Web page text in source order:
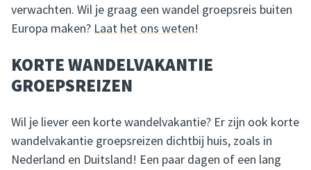
verwachten. Wil je graag een wandel groepsreis buiten
Europa maken? Laat het ons weten!
KORTE WANDELVAKANTIE
GROEPSREIZEN
Wil je liever een korte wandelvakantie? Er zijn ook korte
wandelvakantie groepsreizen dichtbij huis, zoals in
Nederland en Duitsland! Een paar dagen of een lang